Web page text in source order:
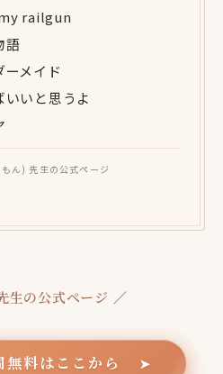
イド
いと思うよ
ん) 先生の公式ページ
生の公式ページ ／
無料はここから ➤